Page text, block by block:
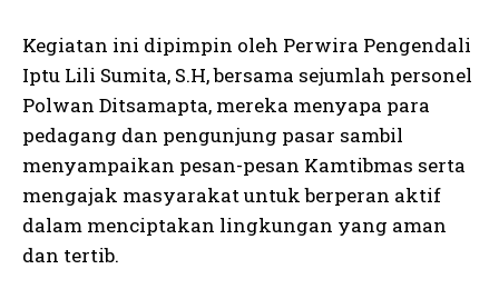
Kegiatan ini dipimpin oleh Perwira Pengendali
Iptu Lili Sumita, S.H, bersama sejumlah personel
Polwan Ditsamapta, mereka menyapa para
pedagang dan pengunjung pasar sambil
menyampaikan pesan-pesan Kamtibmas serta
mengajak masyarakat untuk berperan aktif
dalam menciptakan lingkungan yang aman
dan tertib.